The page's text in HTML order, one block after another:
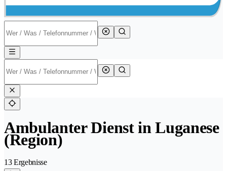
Ambulanter Dienst in Luganese
(Region)
13 Ergebnisse